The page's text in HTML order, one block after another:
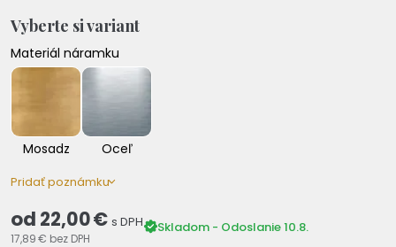
Vyberte si variant
Materiál náramku
Mosadz Oceľ
Pridať poznámku
od 22,00 € s DPH
17,89 € bez DPH
Skladom - Odoslanie 10.8.